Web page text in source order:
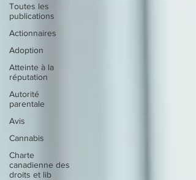
Toutes les
publications
Actionnaires
Adoption
Atteinte à la
réputation
Autorité
parentale
Avis
Cannabis
Charte
canadienne des
droits et lib